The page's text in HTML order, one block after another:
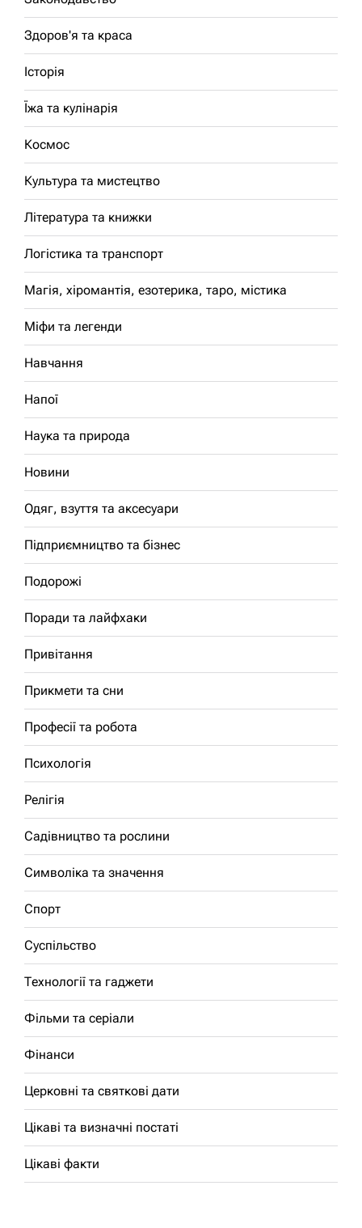
Здоров'я та краса
Історія
Їжа та кулінарія
Космос
Культура та мистецтво
Література та книжки
Логістика та транспорт
Магія, хіромантія, езотерика, таро, містика
Міфи та легенди
Навчання
Напої
Наука та природа
Новини
Одяг, взуття та аксесуари
Підприємництво та бізнес
Подорожі
Поради та лайфхаки
Привітання
Прикмети та сни
Професії та робота
Психологія
Релігія
Садівництво та рослини
Символіка та значення
Спорт
Суспільство
Технології та гаджети
Фільми та серіали
Фінанси
Церковні та святкові дати
Цікаві та визначні постаті
Цікаві факти